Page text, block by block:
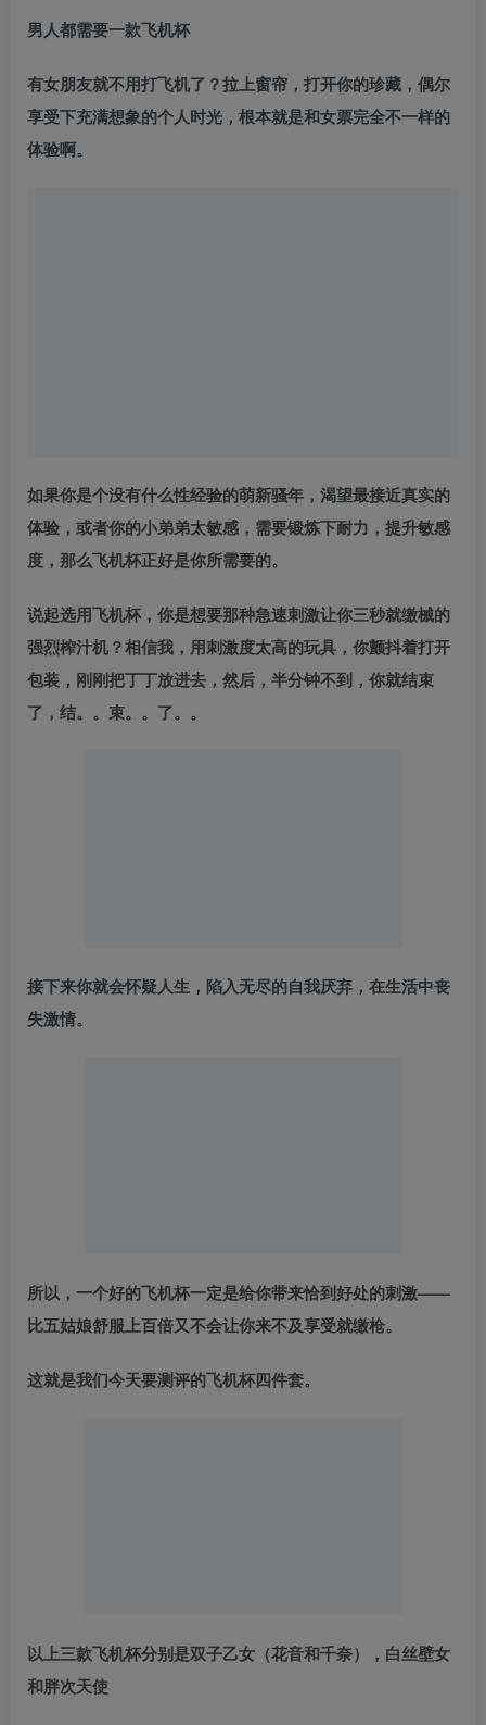
男人都需要一款飞机杯
有女朋友就不用打飞机了？拉上窗帘，打开你的珍藏，偶尔
享受下充满想象的个人时光，根本就是和女票完全不一样的
体验啊。
如果你是个没有什么性经验的萌新骚年，渴望最接近真实的
体验，或者你的小弟弟太敏感，需要锻炼下耐力，提升敏感
度，那么飞机杯正好是你所需要的。
说起选用飞机杯，你是想要那种急速刺激让你三秒就缴械的
强烈榨汁机？相信我，用刺激度太高的玩具，你颤抖着打开
包装，刚刚把丁丁放进去，然后，半分钟不到，你就结束
了，结。。束。。了。。
接下来你就会怀疑人生，陷入无尽的自我厌弃，在生活中丧
失激情。
所以，一个好的飞机杯一定是给你带来恰到好处的刺激——
比五姑娘舒服上百倍又不会让你来不及享受就缴枪。
这就是我们今天要测评的飞机杯四件套。
以上三款飞机杯分别是双子乙女（花音和千奈），白丝壁女
和胖次天使